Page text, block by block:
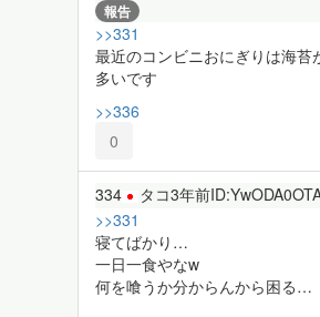
報告
>>331
最近のコンビニおにぎりは海苔
多いです
>>336
0
334 タコ3年前
>>331
寝てばかり…
一日一食やなw
何を喰うか分からんから困る…